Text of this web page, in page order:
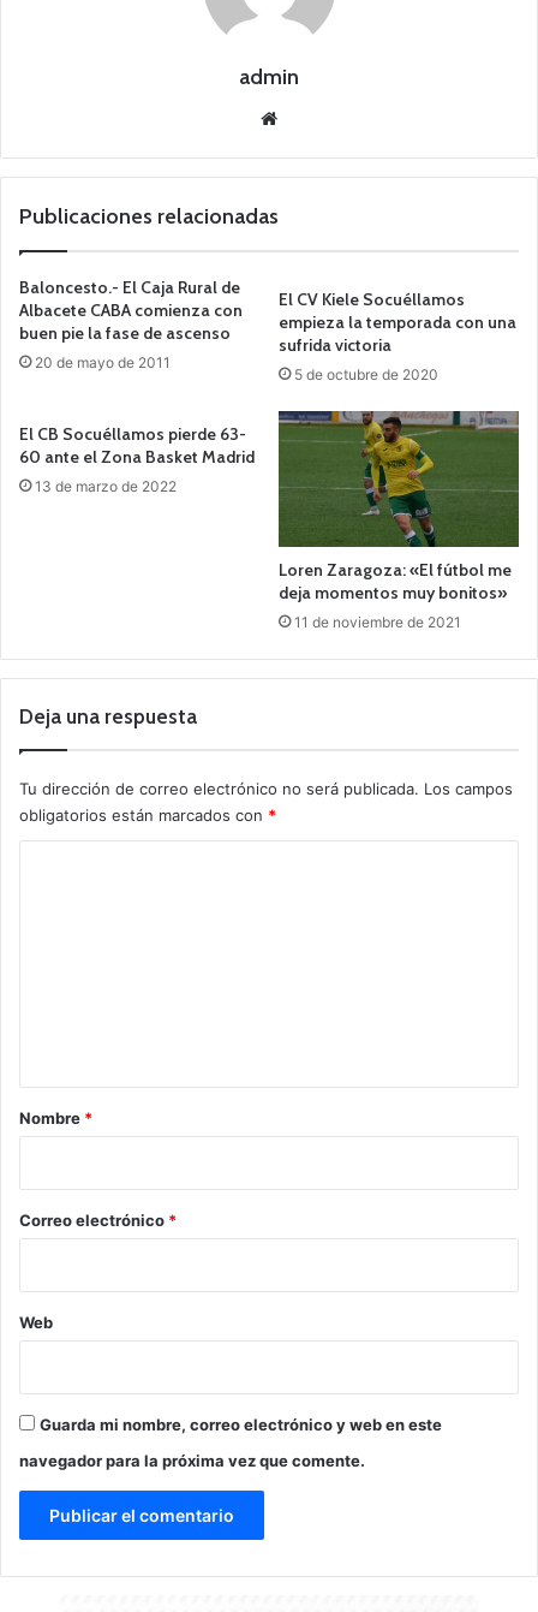
admin
we
Publicaciones relacionadas
Baloncesto.- El Caja Rural de
Albacete CABA comienza con
buen pie la fase de ascenso
20 de mayo de 2011
El CV Kiele Socuéllamos
empieza la temporada con una
sufrida victoria
5 de octubre de 2020
El CB Socuéllamos pierde 63-
60 ante el Zona Basket Madrid
13 de marzo de 2022
Loren Zaragoza: «El fútbol me
deja momentos muy bonitos»
11 de noviembre de 2021
Deja una respuesta
Tu dirección de correo electrónico no será publicada. Los campos
obligatorios están marcados con *
r
*
Nombre *
Correo electrónico *
Web
Guarda mi nombre, correo electrónico y web en este
navegador para la próxima vez que comente.